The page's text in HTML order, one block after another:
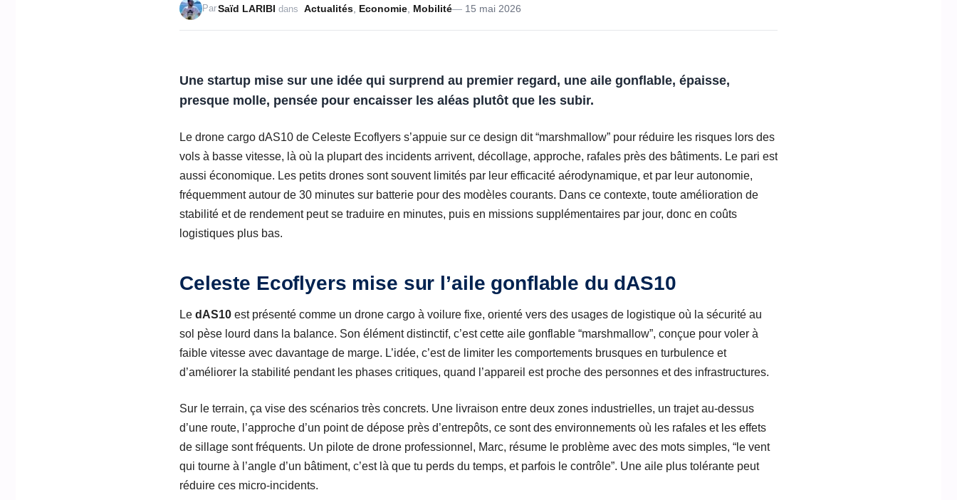
15 mai 2026
ParSaïd LARIBI dans Actualités Economie Mobilité
Une startup mise sur une idée qui surprend au premier regard, une aile gonflable, épaisse,
presque molle, pensée pour encaisser les aléas plutôt que les subir.
Le drone cargo dAS10 de Celeste Ecoflyers s’appuie sur ce design dit “marshmallow” pour réduire les risques lors des
vols à basse vitesse, là où la plupart des incidents arrivent, décollage, approche, rafales près des bâtiments. Le pari est
aussi économique. Les petits drones sont souvent limités par leur efficacité aérodynamique, et par leur autonomie,
fréquemment autour de 30 minutes sur batterie pour des modèles courants. Dans ce contexte, toute amélioration de
stabilité et de rendement peut se traduire en minutes, puis en missions supplémentaires par jour, donc en coûts
logistiques plus bas.
Celeste Ecoflyers mise sur l’aile gonflable du dAS10
Le dAS10 est présenté comme un drone cargo à voilure fixe, orienté vers des usages de logistique où la sécurité au
sol pèse lourd dans la balance. Son élément distinctif, c’est cette aile gonflable “marshmallow”, conçue pour voler à
faible vitesse avec davantage de marge. L’idée, c’est de limiter les comportements brusques en turbulence et
d’améliorer la stabilité pendant les phases critiques, quand l’appareil est proche des personnes et des infrastructures.
Sur le terrain, ça vise des scénarios très concrets. Une livraison entre deux zones industrielles, un trajet au-dessus
d’une route, l’approche d’un point de dépose près d’entrepôts, ce sont des environnements où les rafales et les effets
de sillage sont fréquents. Un pilote de drone professionnel, Marc, résume le problème avec des mots simples, “le vent
qui tourne à l’angle d’un bâtiment, c’est là que tu perds du temps, et parfois le contrôle”. Une aile plus tolérante peut
réduire ces micro-incidents.